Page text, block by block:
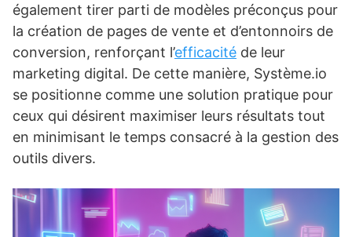
également tirer parti de modèles préconçus pour
la création de pages de vente et d’entonnoirs de
conversion, renforçant l’efficacité de leur
marketing digital. De cette manière, Système.io
se positionne comme une solution pratique pour
ceux qui désirent maximiser leurs résultats tout
en minimisant le temps consacré à la gestion des
outils divers.